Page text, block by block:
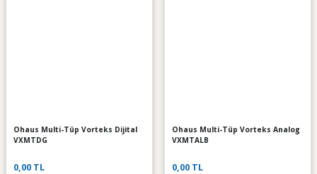
Ohaus Multi-Tüp Vorteks Dijital
VXMTDG
0,00 TL
Ohaus Multi-Tüp Vorteks Analog
VXMTALB
0,00 TL